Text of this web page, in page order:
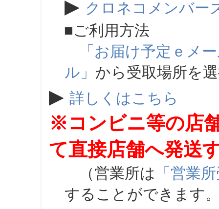
▶ クロネコメンバー
■ご利用方法
「お届け予定ｅメ
ル」 から受取場所を
▶ 詳しくはこちら
※コンビニ等の店
て直接店舗へ発送
（営業所は 「営業
することができます